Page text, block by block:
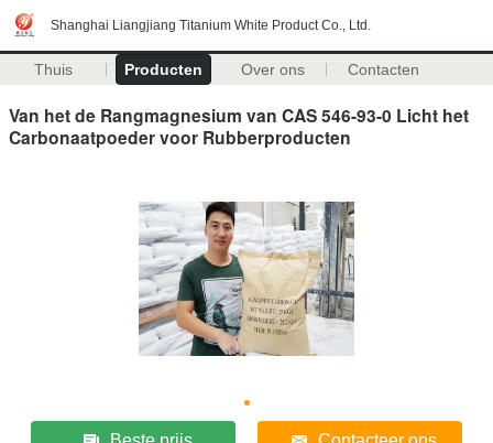
Shanghai Liangjiang Titanium White Product Co., Ltd.
Thuis Producten Over ons Contacten
Van het de Rangmagnesium van CAS 546-93-0 Licht het
Carbonaatpoeder voor Rubberproducten